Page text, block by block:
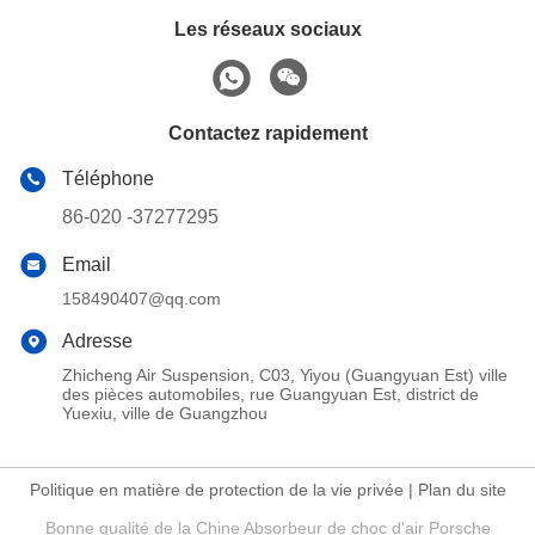
Les réseaux sociaux
Contactez rapidement
Téléphone
86-020 -37277295
Email
158490407@qq.com
Adresse
Zhicheng Air Suspension, C03, Yiyou (Guangyuan Est) ville
des pièces automobiles, rue Guangyuan Est, district de
Yuexiu, ville de Guangzhou
Politique en matière de protection de la vie privée | Plan du site
Bonne qualité de la Chine Absorbeur de choc d'air Porsche